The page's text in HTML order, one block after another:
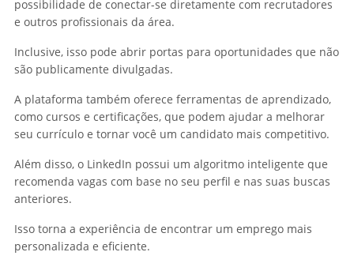
possibilidade de conectar-se diretamente com recrutadores
e outros profissionais da área.
Inclusive, isso pode abrir portas para oportunidades que não
são publicamente divulgadas.
A plataforma também oferece ferramentas de aprendizado,
como cursos e certificações, que podem ajudar a melhorar
seu currículo e tornar você um candidato mais competitivo.
Além disso, o LinkedIn possui um algoritmo inteligente que
recomenda vagas com base no seu perfil e nas suas buscas
anteriores.
Isso torna a experiência de encontrar um emprego mais
personalizada e eficiente.